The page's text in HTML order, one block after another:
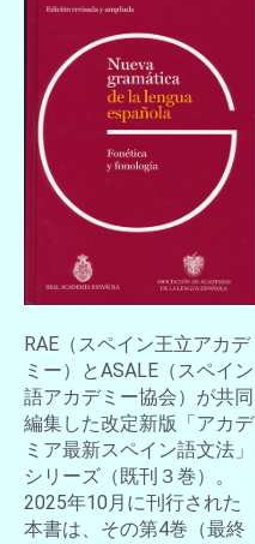
お買い物を続ける
RAE（スペイン王立アカデ
ミー）とASALE（スペイン
語アカデミー協会）が共同
編集した改定新版「アカデ
ミア最新スペイン語文法」
シリーズ（既刊３巻）。
2025年10月に刊行された
本書は、その第4巻（最終